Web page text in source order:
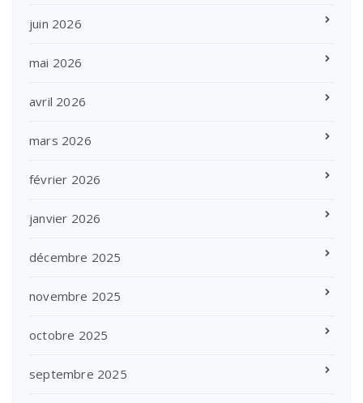
juin 2026
mai 2026
avril 2026
mars 2026
février 2026
janvier 2026
décembre 2025
novembre 2025
octobre 2025
septembre 2025